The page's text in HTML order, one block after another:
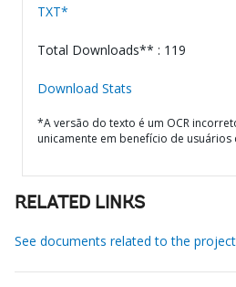
TXT*
Total Downloads** : 119
Download Stats
*A versão do texto é um OCR
unicamente em benefício de
RELATED LINKS
See documents related to the